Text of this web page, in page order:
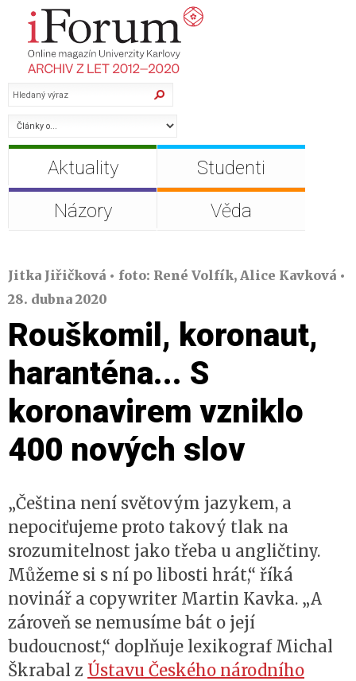
Aktuality
Studenti
Názory
Věda
Jitka Jiřičková • foto: René Volfík, Alice Kavková •
28. dubna 2020
Rouškomil, koronaut,
haranténa... S
koronavirem vzniklo
400 nových slov
„Čeština není světovým jazykem, a
nepociťujeme proto takový tlak na
srozumitelnost jako třeba u angličtiny.
Můžeme si s ní po libosti hrát,“ říká
novinář a copywriter Martin Kavka. „A
zároveň se nemusíme bát o její
budoucnost,“ doplňuje lexikograf Michal
Škrabal z Ústavu Českého národního